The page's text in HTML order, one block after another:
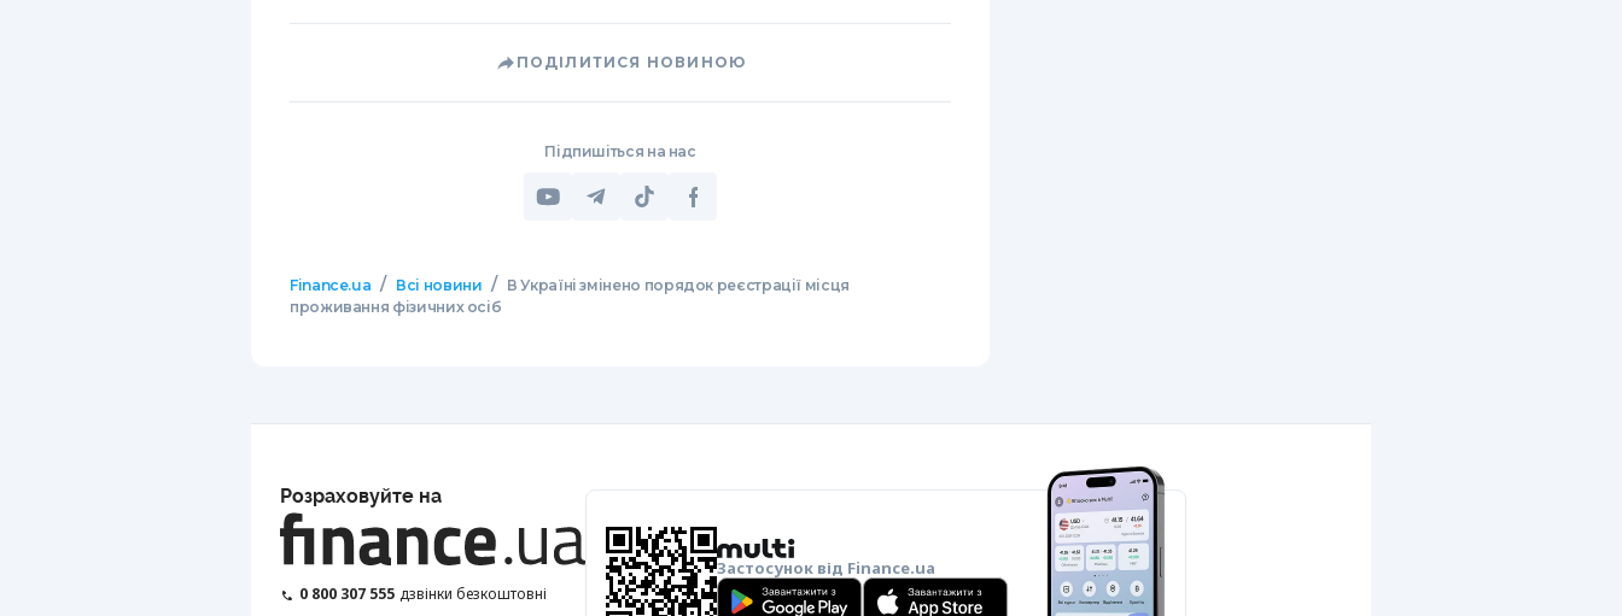
ПОДІЛИТИСЯ НОВИНОЮ
Підпишіться на нас
Finance.ua / Всі новини / В Україні змінено порядок реєстрації місця
проживання фізичних осіб
Розраховуйте на
0 800 307 555 дзвінки безкоштовні
Застосунок від Finance.ua